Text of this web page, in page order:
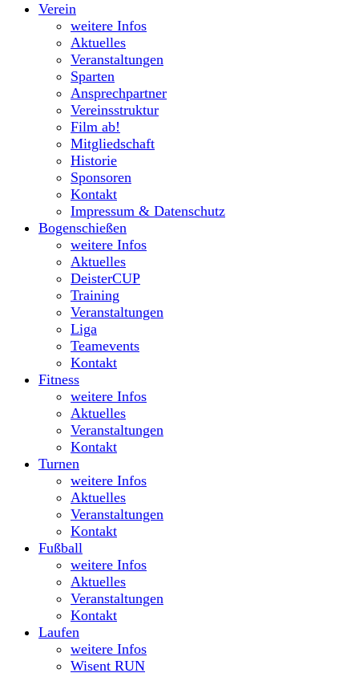
Verein
weitere Infos
Aktuelles
Veranstaltungen
Sparten
Ansprechpartner
Vereinsstruktur
Film ab!
Mitgliedschaft
Historie
Sponsoren
Kontakt
Impressum & Datenschutz
Bogenschießen
weitere Infos
Aktuelles
DeisterCUP
Training
Veranstaltungen
Liga
Teamevents
Kontakt
Fitness
weitere Infos
Aktuelles
Veranstaltungen
Kontakt
Turnen
weitere Infos
Aktuelles
Veranstaltungen
Kontakt
Fußball
weitere Infos
Aktuelles
Veranstaltungen
Kontakt
Laufen
weitere Infos
Wisent RUN